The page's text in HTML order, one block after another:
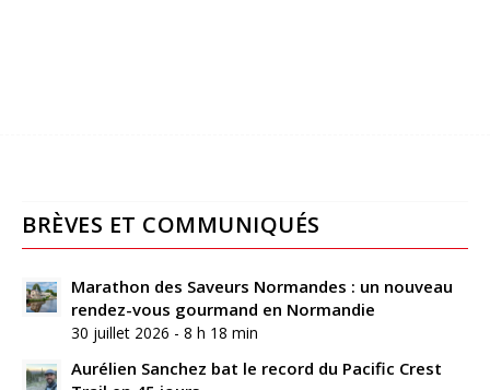
BRÈVES ET COMMUNIQUÉS
Marathon des Saveurs Normandes : un nouveau
rendez-vous gourmand en Normandie
30 juillet 2026 - 8 h 18 min
Aurélien Sanchez bat le record du Pacific Crest